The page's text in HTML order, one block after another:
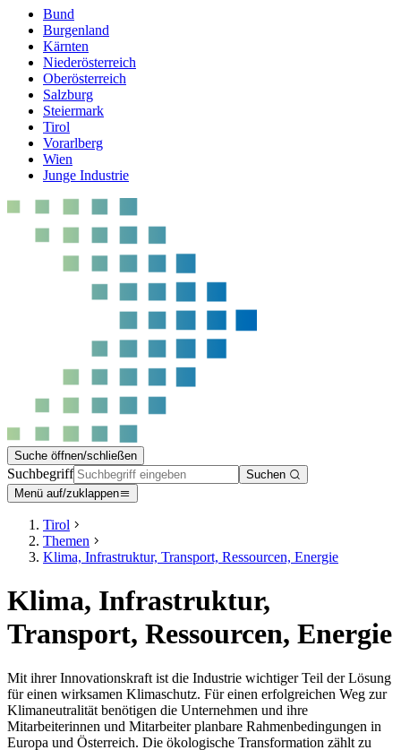
Bund
Burgenland
Kärnten
Niederösterreich
Oberösterreich
Salzburg
Steiermark
Tirol
Vorarlberg
Wien
Junge Industrie
Suche öffnen/schließen
Suchbegriff
Suchen
Menü auf/zuklappen
Tirol
Themen
Klima, Infrastruktur, Transport, Ressourcen, Energie
Klima, Infrastruktur,
Transport, Ressourcen, Energie
Mit ihrer Innovationskraft ist die Industrie wichtiger Teil der Lösung
für einen wirksamen Klimaschutz. Für einen erfolgreichen Weg zur
Klimaneutralität benötigen die Unternehmen und ihre
Mitarbeiterinnen und Mitarbeiter planbare Rahmenbedingungen in
Europa und Österreich. Die ökologische Transformation zählt zu